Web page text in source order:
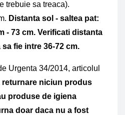
trebuie sa treaca).
Distanta sol - saltea pat:
- 73 cm. Verificati distanta
fie intre 36-72 cm.
Urgenta 34/2014, articolul
returnare niciun produs
produse de igiena
doar daca nu a fost